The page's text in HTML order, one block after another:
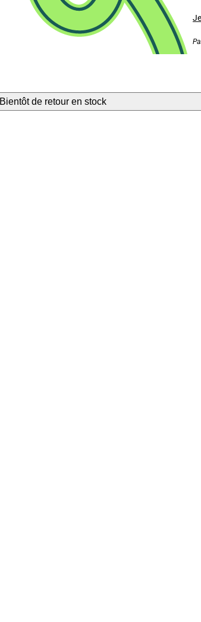
Bientôt de retour en stock